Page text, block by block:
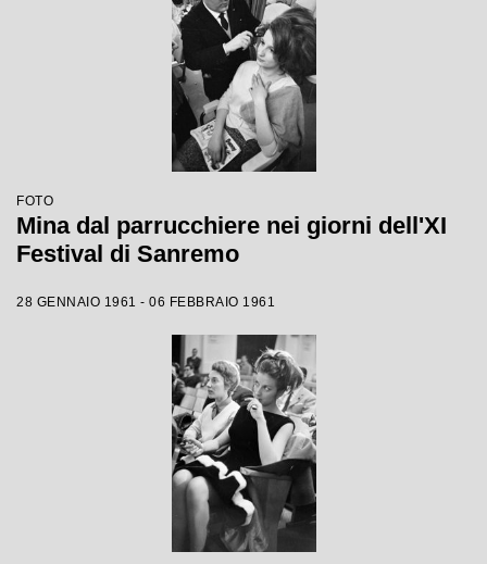
FOTO
Mina dal parrucchiere nei giorni dell'XI
Festival di Sanremo
28 GENNAIO 1961 - 06 FEBBRAIO 1961